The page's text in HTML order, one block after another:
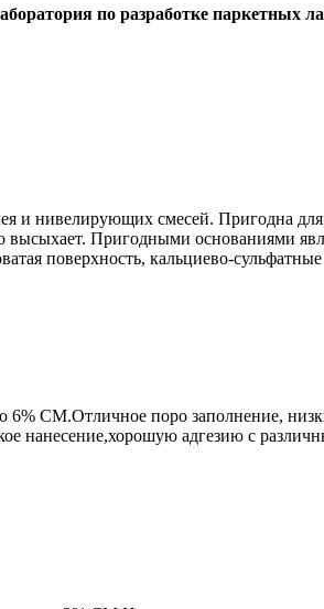
по разработке паркетных
и нивелирующих смесей. Пригодна
высыхает. Пригодными основаниями
поверхность, кальциево-
6% СМ.Отличное поро заполнение,
нанесение,хорошую адгезию с